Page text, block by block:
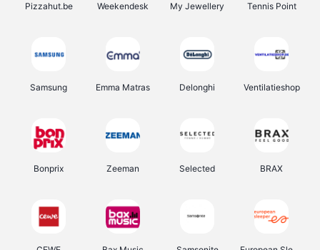
Pizzahut.be Weekendesk My Jewellery Tennis Point
Samsung Emma Matras Delonghi Ventilatieshop
Bonprix Zeeman Selected BRAX